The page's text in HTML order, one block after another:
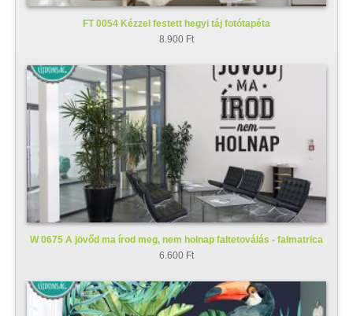
FT 0054 Kézzel festett hegyi táj fotótapéta
8.900 Ft
W 0675 A jövőd ma írod meg, nem holnap faltetoválás - falmatrica
6.600 Ft